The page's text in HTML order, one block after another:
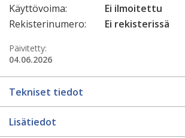
Käyttövoima:
Ei ilmoitettu
Rekisterinumero:
Ei rekisterissä
Päivitetty:
04.06.2026
Tekniset tiedot
Lisätiedot